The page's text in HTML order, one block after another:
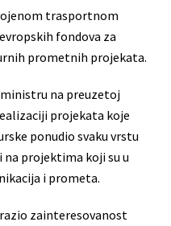
trasportnom
fondova za
prometnih projekata.
na preuzetoj
projekata koje
ponudio svaku vrstu
projektima koji su u
i prometa.
zainteresovanost